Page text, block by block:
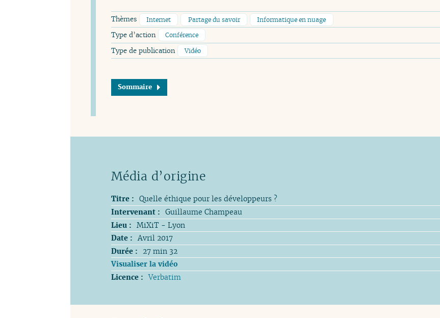
Thèmes Internet Partage du savoir Informatique en nuage
Type d’action Conférence
Type de publication Vidéo
Sommaire
Titre : Quelle éthique pour les développeurs ?
Intervenant : Guillaume Champeau
Lieu : MiXiT - Lyon
Date : Avril 2017
Durée :
27 min 32
Visualiser la vidéo
Licence : Verbatim